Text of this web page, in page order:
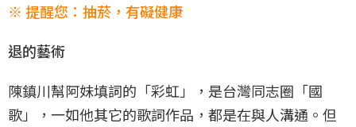
※ 提醒您：抽菸，有礙健康
退的藝術
陳鎮川幫阿妹填詞的「彩虹」，是台灣同志圈「國
歌」，一如他其它的歌詞作品，都是在與人溝通。但